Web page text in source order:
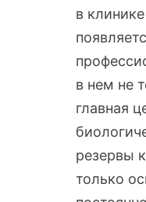
в
в нем не
главная
резервы
только